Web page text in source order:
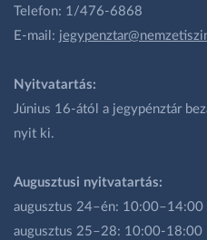
Telefon: 1/476-6868
E-mail:
Nyitvatartás:
Június 16-ától a jegypénztár
nyit ki.
Augusztusi nyitvatartás:
augusztus 24–én: 10:00–14:00
augusztus 25–28: 10:00-18:00